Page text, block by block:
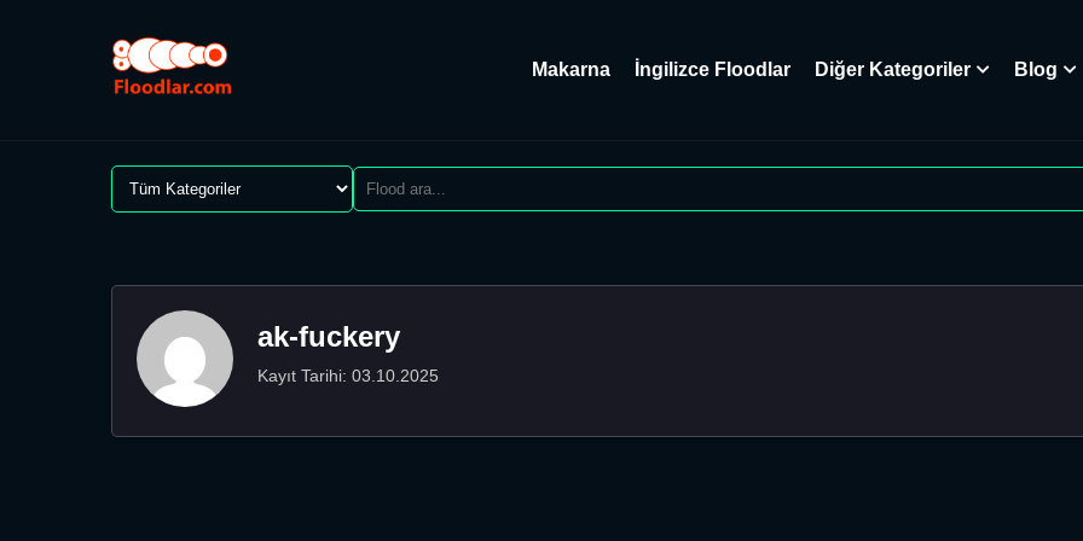
Makarna İngilizce Floodlar Diğer Kategoriler Blog
ak-fuckery
Kayıt Tarihi: 03.10.2025